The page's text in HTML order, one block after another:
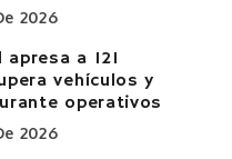
2026
a 121
vehículos y
operativos
2026